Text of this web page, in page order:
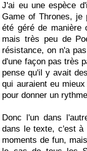
J'ai eu une espèce
Game of Thrones,
été géré de manière
mais très peu de
résistance, on n'a
d'une façon pas très
pense qu'il y avait
qui auraient eu
pour donner un
Donc l'un dans
dans le texte, c'est à
moments de fun,